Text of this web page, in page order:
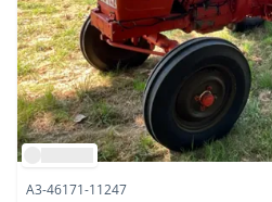
A3-46171-11247